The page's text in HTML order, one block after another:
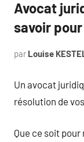
Avocat
savoir
par Louise
Un avocat
résolution de
Que ce soit